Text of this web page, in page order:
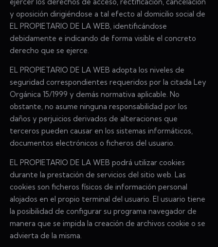
y oposición dirigiéndose a tal efecto al domicilio social de
EL PROPIETARIO DE LA WEB, identificándose
debidamente e indicando de forma visible el concreto
derecho que se ejerce.
EL PROPIETARIO DE LA WEB adopta los niveles de
seguridad correspondientes requeridos por la citada Ley
Orgánica 15/1999 y demás normativa aplicable. No
obstante, no asume ninguna responsabilidad por los
daños y perjuicios derivados de alteraciones que
terceros pueden causar en los sistemas informáticos,
documentos electrónicos o ficheros del usuario.
EL PROPIETARIO DE LA WEB podrá utilizar cookies
durante la prestación de servicios del sitio web. Las
cookies son ficheros físicos de información personal
alojados en el propio terminal del usuario. El usuario tiene
la posibilidad de configurar su programa navegador de
manera que se impida la creación de archivos cookie o se
advierta de la misma.